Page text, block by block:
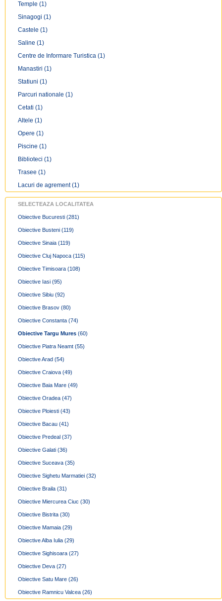
Temple (1)
Sinagogi (1)
Castele (1)
Saline (1)
Centre de Informare Turistica (1)
Manastiri (1)
Statiuni (1)
Parcuri nationale (1)
Cetati (1)
Altele (1)
Opere (1)
Piscine (1)
Biblioteci (1)
Trasee (1)
Lacuri de agrement(1)
SELECTEAZA LOCALITATEA
Obiective Bucuresti (281)
Obiective Busteni (119)
Obiective Sinaia (119)
Obiective Cluj Napoca (115)
Obiective Timisoara (108)
Obiective Iasi (95)
Obiective Sibiu (92)
Obiective Brasov (80)
Obiective Constanta (74)
Obiective Targu Mures (60)
Obiective Piatra Neamt (55)
Obiective Arad (54)
Obiective Craiova (49)
Obiective Baia Mare (49)
Obiective Oradea (47)
Obiective Ploiesti (43)
Obiective Bacau (41)
Obiective Predeal (37)
Obiective Galati (36)
Obiective Suceava (35)
Obiective Sighetu Marmatiei (32)
Obiective Braila (31)
Obiective Miercurea Ciuc (30)
Obiective Bistrita (30)
Obiective Mamaia (29)
Obiective Alba Iulia (29)
Obiective Sighisoara (27)
Obiective Deva (27)
Obiective Satu Mare (26)
Obiective Ramnicu Valcea (26)